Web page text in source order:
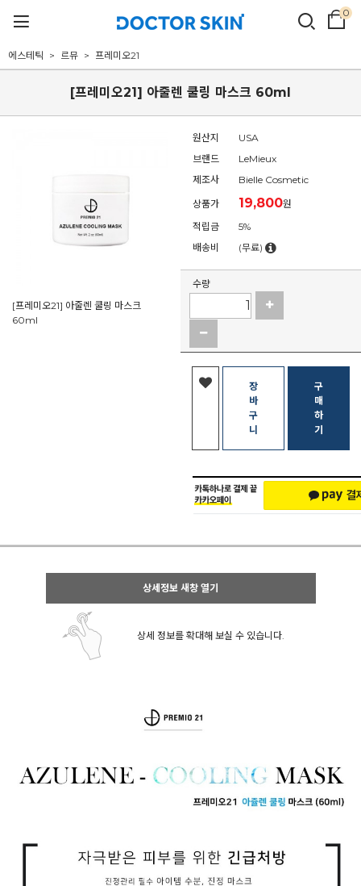
0
에스테틱 르뮤 프레미오21
[프레미오21] 아줄렌 쿨링 마스크 60ml
[프레미오21] 아줄렌 쿨링 마스크
60ml
원산지
USA
브랜드
LeMieux
제조사
Bielle Cosmetic
상품가
19,800원
적립금
5%
배송비
(무료)
수량
장
바
구
니
구
매
하
기
상세정보 새창 열기
상세 정보를 확대해 보실 수 있습니다.